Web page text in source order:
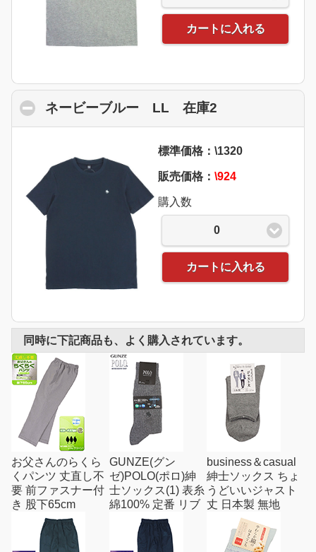
カートに入れる
ネービーブルー LL 在庫2
標準価格：\1320
販売価格： \924
購入数
0
カートに入れる
同時に下記商品も、よく購入されています。
お父さんのらくら
くパンツ 丈直し不
要 前ファスナー付
き 股下65cm
GUNZE(グン
ゼ)POLO(ポロ)紳
士ソックス(1) 表糸
綿100% 定番 リブ
business＆casual
紳士ソックス ちょ
うどいいジャスト
丈 日本製 無地